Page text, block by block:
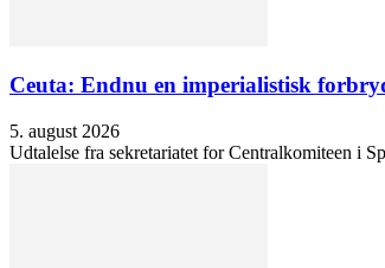
Ceuta: Endnu en imperialistisk
5. august 2026
Udtalelse fra sekretariatet for Centralkomiteen i